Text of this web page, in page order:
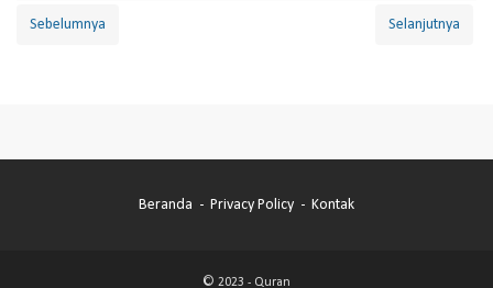
Sebelumnya Selanjutnya
Beranda Privacy Policy Kontak
© 2023 - Quran